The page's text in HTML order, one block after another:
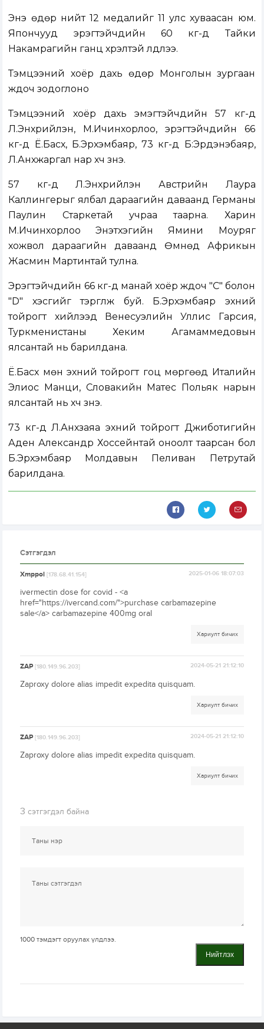
Энэ өдөр нийт 12 медалийг 11 улс хуваасан юм.
Япончууд эрэгтэйчүүдийн 60 кг-д Тайки
Накамүрагийн ганц хүрэлтэй үлдлээ.
Тэмцээний хоёр дахь өдөр Монголын зургаан
жүдоч зодоглоно
Тэмцээний хоёр дахь эмэгтэйчүүдийн 57 кг-д
Л.Энхрийлэн, М.Ичинхорлоо, эрэгтэйчүүдийн 66
кг-д Ё.Басхүү, Б.Эрхэмбаяр, 73 кг-д Б:Эрдэнэбаяр,
Л.Анхжаргал нар хүч үзнэ.
57 кг-д Л.Энхрийлэн Австрийн Лаура
Каллингерыг ялбал дараагийн даваанд Германы
Паулин Старкетай учраа таарна. Харин
М.Ичинхорлоо Энэтхэгийн Ямини Моуряг
хожвол дараагийн даваанд Өмнөд Африкын
Жасмин Мартинтай тулна.
Эрэгтэйчүүдийн 66 кг-д манай хоёр жүдоч "C" болон
"D" хэсгийг тэргүүлж буй. Б.Эрхэмбаяр эхний
тойрогт хийлээд Венесуэлийн Уллис Гарсия,
Туркменистаны Хеким Агамаммедовын
ялсантай нь барилдана.
Ё.Басхүү мөн эхний тойрогт гоц мөргөөд Италийн
Элиос Манци, Словакийн Матес Польяк нарын
ялсантай нь хүч үзнэ.
73 кг-д Л.Анхзаяа эхний тойрогт Джиботигийн
Аден Александр Хоссейнтай оноолт таарсан бол
Б.Эрхэмбаяр Молдавын Пеливан Петрутай
барилдана.
Сэтгэгдэл
Xmppol[178.68.41.154] 2025-01-06 18:07:03
ivermectin dose for covid - <a
href="https://ivercand.com/">purchase carbamazepine
sale</a> carbamazepine 400mg oral
Хариулт бичих
ZAP[180.149.96.203] 2024-05-21 21:12:10
Zaproxy dolore alias impedit expedita quisquam.
Хариулт бичих
ZAP[180.149.96.203] 2024-05-21 21:12:10
Zaproxy dolore alias impedit expedita quisquam.
Хариулт бичих
3 сэтгэгдэл байна
1000 тэмдэгт оруулах үлдлээ.
Нийтлэх